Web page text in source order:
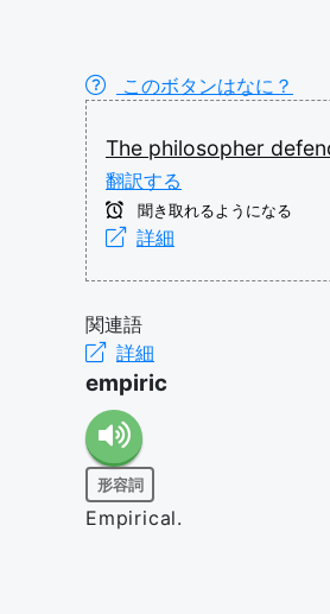
このボタンはなに？
The philosopher
翻訳する
聞き取れるようになる
詳細
関連語
詳細
empiric
形容詞
Empirical.